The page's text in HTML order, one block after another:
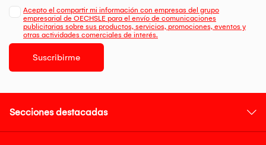
Acepto el compartir mi información con empresas del grupo
empresarial de OECHSLE para el envío de comunicaciones
publicitarias sobre sus productos, servicios, promociones, eventos y
otras actividades comerciales de interés.
Suscribirme
Secciones destacadas